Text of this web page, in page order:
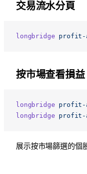
交易流水分頁
longbridge profit-
按市場查看損益
longbridge profit-
longbridge profit-
展示按市場篩選的個